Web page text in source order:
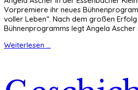
Vorpremiere ihr neues
voller Leben“. Nach dem großen
Bühnenprogramms legt Angela Ascher
Weiterlesen ...